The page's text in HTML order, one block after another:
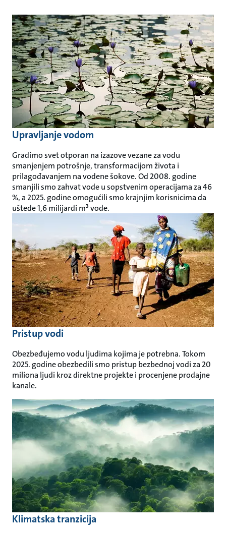
Upravljanje vodom
Gradimo svet otporan na izazove vezane za vodu
smanjenjem potrošnje, transformacijom života i
prilagođavanjem na vodene šokove. Od 2008. godine
smanjili smo zahvat vode u sopstvenim operacijama za 46
%, a 2025. godine omogućili smo krajnjim korisnicima da
uštede 1,6 milijardi m³ vode.
Pristup vodi
Obezbeđujemo vodu ljudima kojima je potrebna. Tokom
2025. godine obezbedili smo pristup bezbednoj vodi za 20
miliona ljudi kroz direktne projekte i procenjene prodajne
kanale.
Klimatska tranzicija